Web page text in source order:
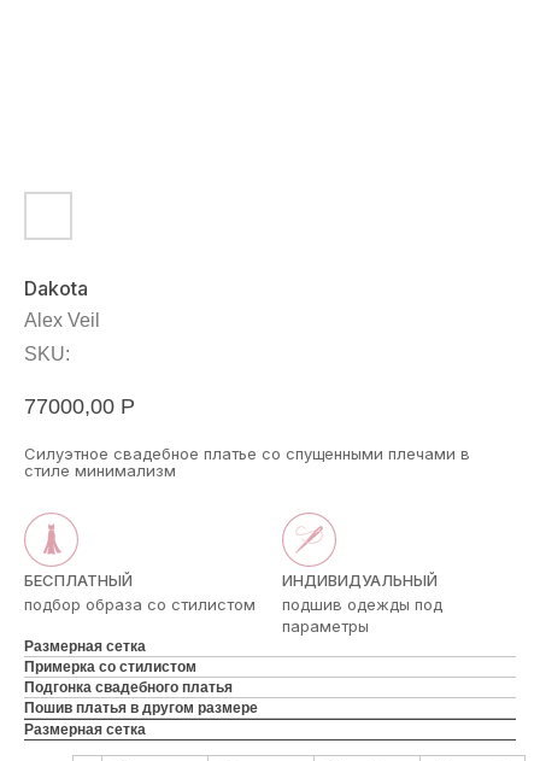
Dakota
Alex Veil
SKU:
77000,00 Р
Cилуэтное свадебное платье со спущенными плечами в
стиле минимализм
БЕСПЛАТНЫЙ
подбор образа со стилистом
ИНДИВИДУАЛЬНЫЙ
подшив одежды под
параметры
Размерная сетка
Примерка со стилистом
Подгонка свадебного платья
Пошив платья в другом размере
Размерная сетка